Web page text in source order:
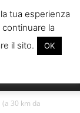
30 km da
tua esperienza
la
il sito.
OK